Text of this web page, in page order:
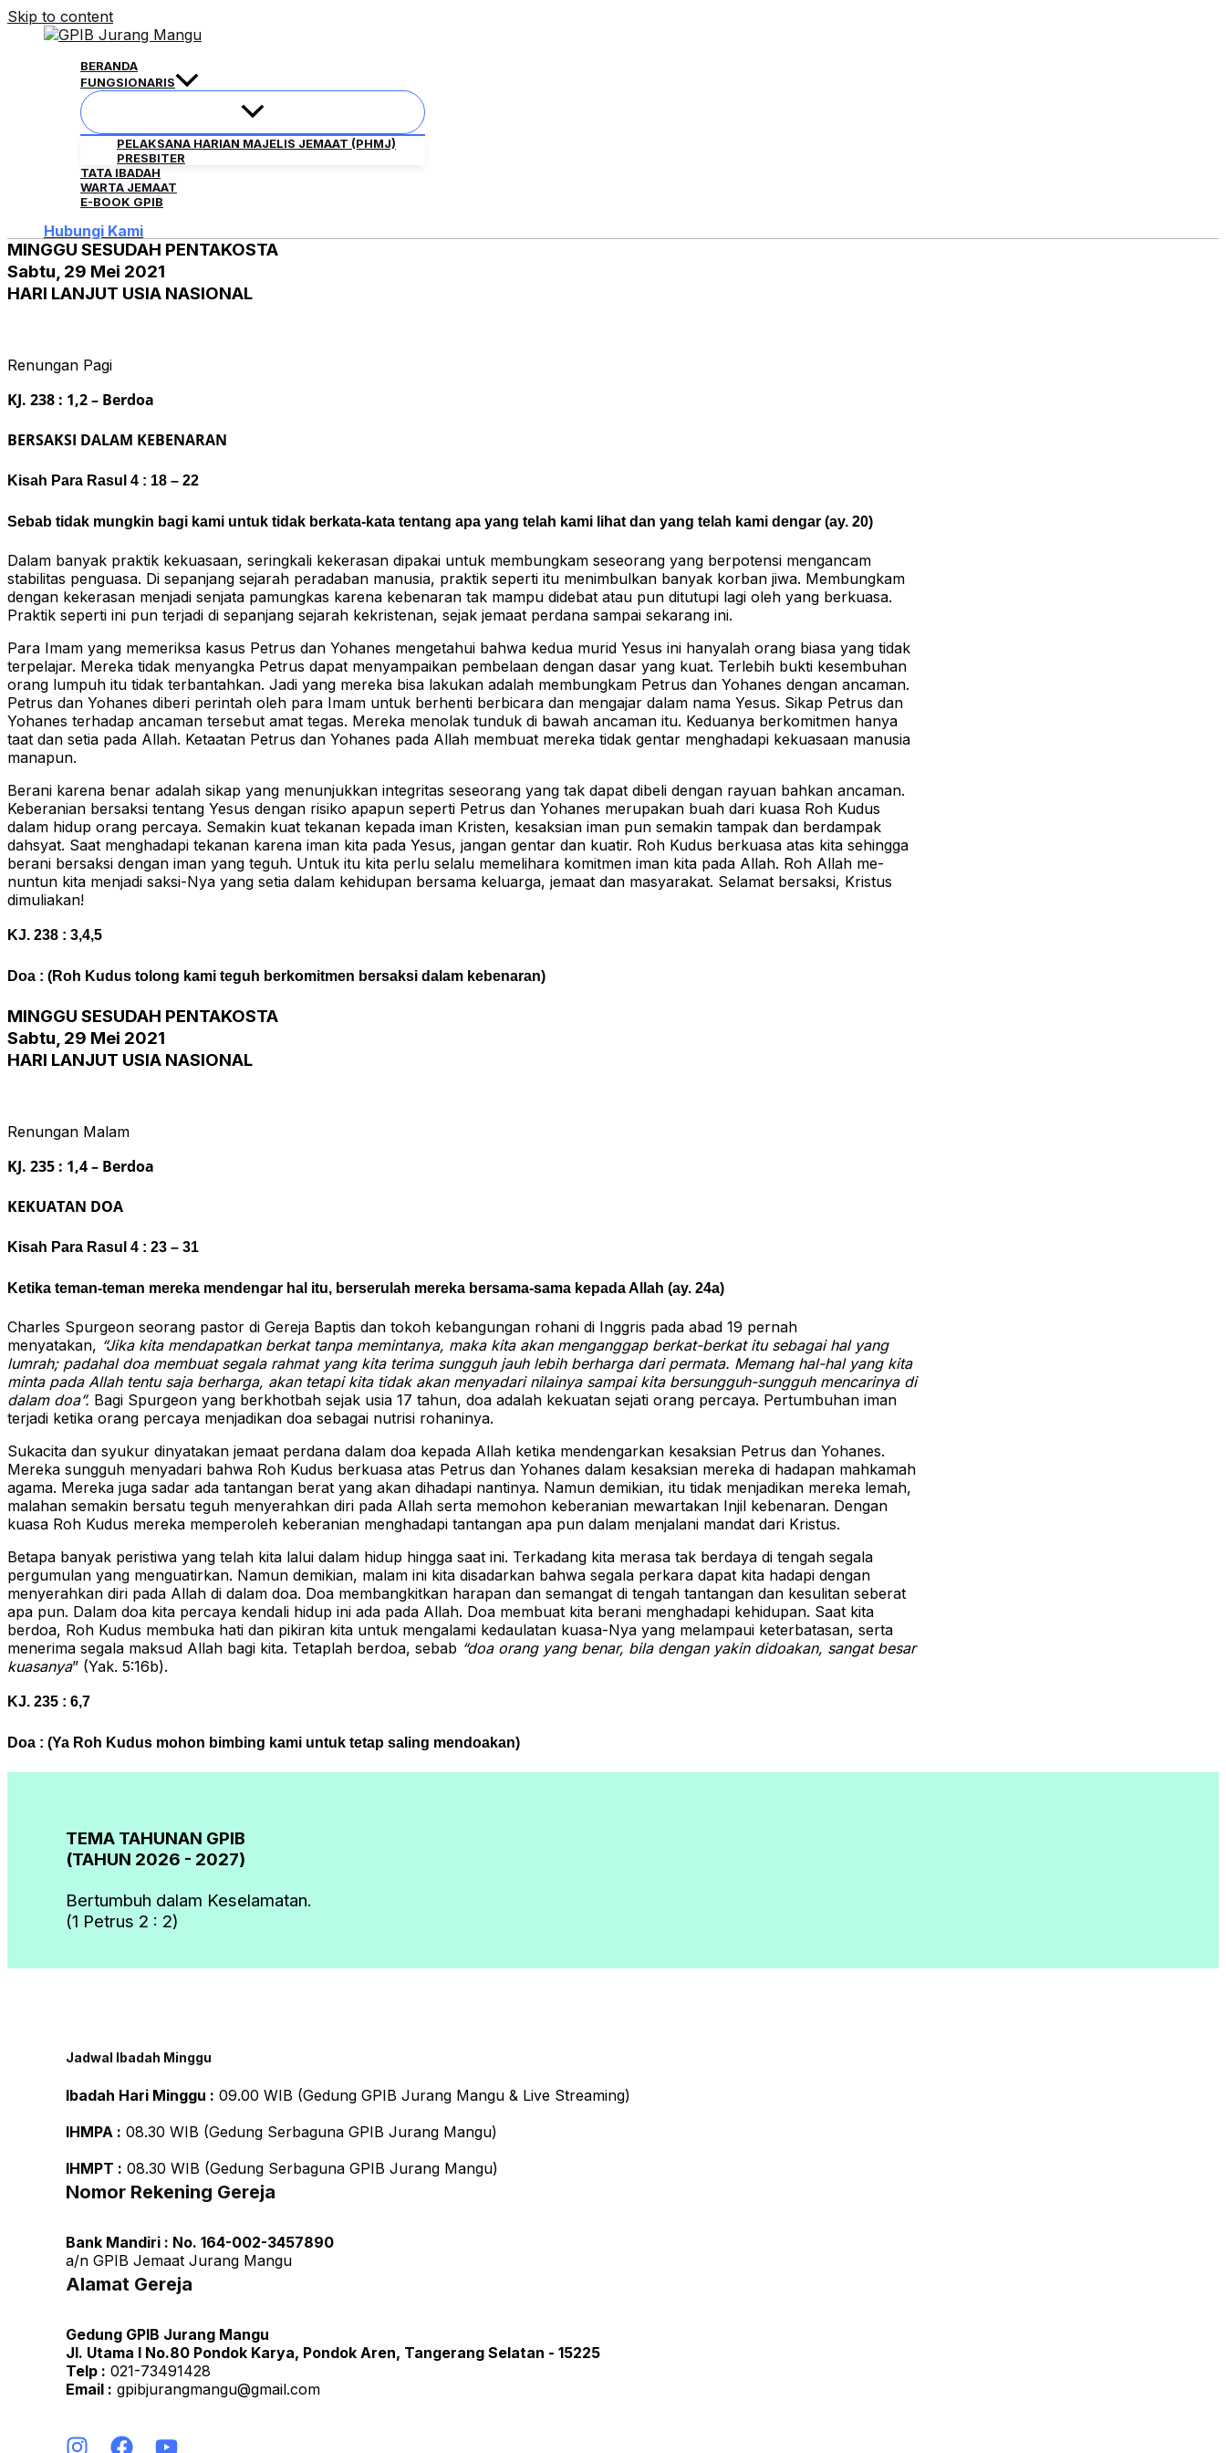
Skip to content
BERANDA
FUNGSIONARIS
PELAKSANA HARIAN MAJELIS JEMAAT (PHMJ)
PRESBITER
TATA IBADAH
WARTA JEMAAT
E-BOOK GPIB
Hubungi Kami
MINGGU SESUDAH PENTAKOSTA
Sabtu, 29 Mei 2021
HARI LANJUT USIA NASIONAL
Renungan Pagi
KJ. 238 : 1,2 – Berdoa
BERSAKSI DALAM KEBENARAN
Kisah Para Rasul 4 : 18 – 22
Sebab tidak mungkin bagi kami untuk tidak berkata-kata tentang apa yang telah kami lihat dan yang telah kami dengar (ay. 20)
Dalam banyak praktik kekuasaan, seringkali kekerasan dipakai untuk membungkam seseorang yang berpotensi mengancam
stabilitas penguasa. Di sepanjang sejarah peradaban manusia, praktik seperti itu menimbulkan banyak korban jiwa. Membungkam
dengan kekerasan menjadi senjata pamungkas karena kebenaran tak mampu didebat atau pun ditutupi lagi oleh yang berkuasa.
Praktik seperti ini pun terjadi di sepanjang sejarah kekristenan, sejak jemaat perdana sampai sekarang ini.
Para Imam yang memeriksa kasus Petrus dan Yohanes mengetahui bahwa kedua murid Yesus ini hanyalah orang biasa yang tidak
terpelajar. Mereka tidak menyangka Petrus dapat menyampaikan pembelaan dengan dasar yang kuat. Terlebih bukti kesembuhan
orang lumpuh itu tidak terbantahkan. Jadi yang mereka bisa lakukan adalah membungkam Petrus dan Yohanes dengan ancaman.
Petrus dan Yohanes diberi perintah oleh para Imam untuk berhenti berbicara dan mengajar dalam nama Yesus. Sikap Petrus dan
Yohanes terhadap ancaman tersebut amat tegas. Mereka menolak tunduk di bawah ancaman itu. Keduanya berkomitmen hanya
taat dan setia pada Allah. Ketaatan Petrus dan Yohanes pada Allah membuat mereka tidak gentar menghadapi kekuasaan manusia
manapun.
Berani karena benar adalah sikap yang menunjukkan integritas seseorang yang tak dapat dibeli dengan rayuan bahkan ancaman.
Keberanian bersaksi tentang Yesus dengan risiko apapun seperti Petrus dan Yohanes merupakan buah dari kuasa Roh Kudus
dalam hidup orang percaya. Semakin kuat tekanan kepada iman Kristen, kesaksian iman pun semakin tampak dan berdampak
dahsyat. Saat menghadapi tekanan karena iman kita pada Yesus, jangan gentar dan kuatir. Roh Kudus berkuasa atas kita sehingga
berani bersaksi dengan iman yang teguh. Untuk itu kita perlu selalu memelihara komitmen iman kita pada Allah. Roh Allah me-
nuntun kita menjadi saksi-Nya yang setia dalam kehidupan bersama keluarga, jemaat dan masyarakat. Selamat bersaksi, Kristus
dimuliakan!
KJ. 238 : 3,4,5
Doa : (Roh Kudus tolong kami teguh berkomitmen bersaksi dalam kebenaran)
MINGGU SESUDAH PENTAKOSTA
Sabtu, 29 Mei 2021
HARI LANJUT USIA NASIONAL
Renungan Malam
KJ. 235 : 1,4 – Berdoa
KEKUATAN DOA
Kisah Para Rasul 4 : 23 – 31
Ketika teman-teman mereka mendengar hal itu, berserulah mereka bersama-sama kepada Allah (ay. 24a)
Charles Spurgeon seorang pastor di Gereja Baptis dan tokoh kebangungan rohani di Inggris pada abad 19 pernah
menyatakan, “Jika kita mendapatkan berkat tanpa memintanya, maka kita akan menganggap berkat-berkat itu sebagai hal yang
lumrah; padahal doa membuat segala rahmat yang kita terima sungguh jauh lebih berharga dari permata. Memang hal-hal yang kita
minta pada Allah tentu saja berharga, akan tetapi kita tidak akan menyadari nilainya sampai kita bersungguh-sungguh mencarinya di
dalam doa”. Bagi Spurgeon yang berkhotbah sejak usia 17 tahun, doa adalah kekuatan sejati orang percaya. Pertumbuhan iman
terjadi ketika orang percaya menjadikan doa sebagai nutrisi rohaninya.
Sukacita dan syukur dinyatakan jemaat perdana dalam doa kepada Allah ketika mendengarkan kesaksian Petrus dan Yohanes.
Mereka sungguh menyadari bahwa Roh Kudus berkuasa atas Petrus dan Yohanes dalam kesaksian mereka di hadapan mahkamah
agama. Mereka juga sadar ada tantangan berat yang akan dihadapi nantinya. Namun demikian, itu tidak menjadikan mereka lemah,
malahan semakin bersatu teguh menyerahkan diri pada Allah serta memohon keberanian mewartakan Injil kebenaran. Dengan
kuasa Roh Kudus mereka memperoleh keberanian menghadapi tantangan apa pun dalam menjalani mandat dari Kristus.
Betapa banyak peristiwa yang telah kita lalui dalam hidup hingga saat ini. Terkadang kita merasa tak berdaya di tengah segala
pergumulan yang menguatirkan. Namun demikian, malam ini kita disadarkan bahwa segala perkara dapat kita hadapi dengan
menyerahkan diri pada Allah di dalam doa. Doa membangkitkan harapan dan semangat di tengah tantangan dan kesulitan seberat
apa pun. Dalam doa kita percaya kendali hidup ini ada pada Allah. Doa membuat kita berani menghadapi kehidupan. Saat kita
berdoa, Roh Kudus membuka hati dan pikiran kita untuk mengalami kedaulatan kuasa-Nya yang melampaui keterbatasan, serta
menerima segala maksud Allah bagi kita. Tetaplah berdoa, sebab “doa orang yang benar, bila dengan yakin didoakan, sangat besar
kuasanya” (Yak. 5:16b).
KJ. 235 : 6,7
Doa : (Ya Roh Kudus mohon bimbing kami untuk tetap saling mendoakan)
TEMA TAHUNAN GPIB
(TAHUN 2026 - 2027)
Bertumbuh dalam Keselamatan.
(1 Petrus 2 : 2)
Jadwal Ibadah Minggu
Ibadah Hari Minggu : 09.00 WIB (Gedung GPIB Jurang Mangu & Live Streaming)
IHMPA : 08.30 WIB (Gedung Serbaguna GPIB Jurang Mangu)
IHMPT : 08.30 WIB (Gedung Serbaguna GPIB Jurang Mangu)
Nomor Rekening Gereja
Bank Mandiri : No. 164-002-3457890
a/n GPIB Jemaat Jurang Mangu
Alamat Gereja
Gedung GPIB Jurang Mangu
Jl. Utama I No.80 Pondok Karya, Pondok Aren, Tangerang Selatan - 15225
Telp : 021-73491428
Email : gpibjurangmangu@gmail.com